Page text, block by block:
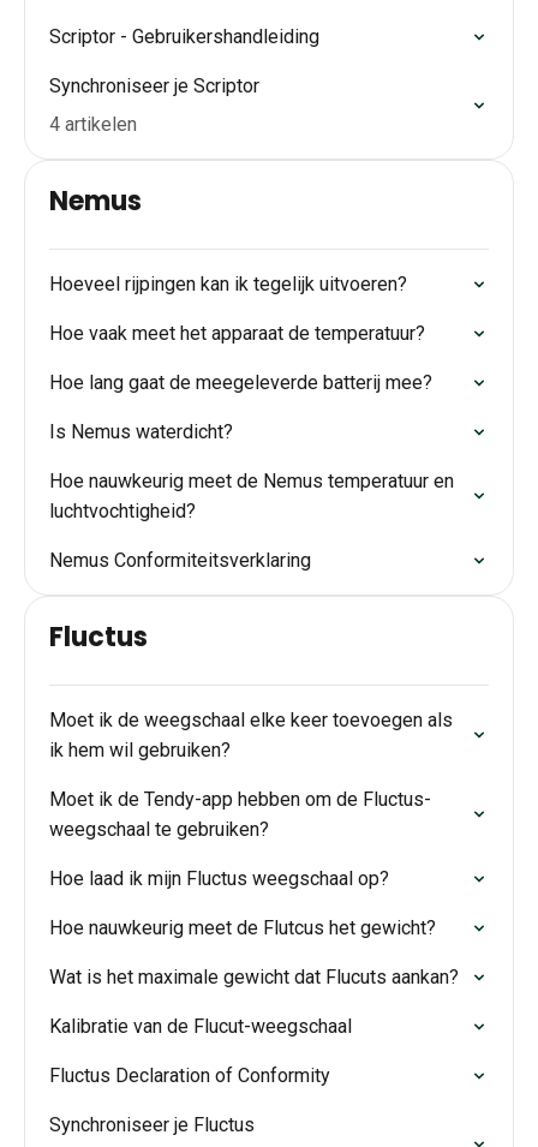
Scriptor - Gebruikershandleiding
Synchroniseer je Scriptor
4 artikelen
Nemus
Hoeveel rijpingen kan ik tegelijk uitvoeren?
Hoe vaak meet het apparaat de temperatuur?
Hoe lang gaat de meegeleverde batterij mee?
Is Nemus waterdicht?
Hoe nauwkeurig meet de Nemus temperatuur en
luchtvochtigheid?
Nemus Conformiteitsverklaring
Fluctus
Moet ik de weegschaal elke keer toevoegen als
ik hem wil gebruiken?
Moet ik de Tendy-app hebben om de Fluctus-
weegschaal te gebruiken?
Hoe laad ik mijn Fluctus weegschaal op?
Hoe nauwkeurig meet de Flutcus het gewicht?
Wat is het maximale gewicht dat Flucuts aankan?
Kalibratie van de Flucut-weegschaal
Fluctus Declaration of Conformity
Synchroniseer je Fluctus